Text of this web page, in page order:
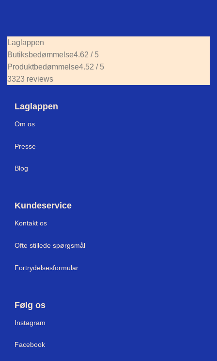
Laglappen
Butiksbedømmelse4.62 / 5
Produktbedømmelse4.52 / 5
3323 reviews
Laglappen
Om os
Presse
Blog
Kundeservice
Kontakt os
Ofte stillede spørgsmål
Fortrydelsesformular
Følg os
Instagram
Facebook